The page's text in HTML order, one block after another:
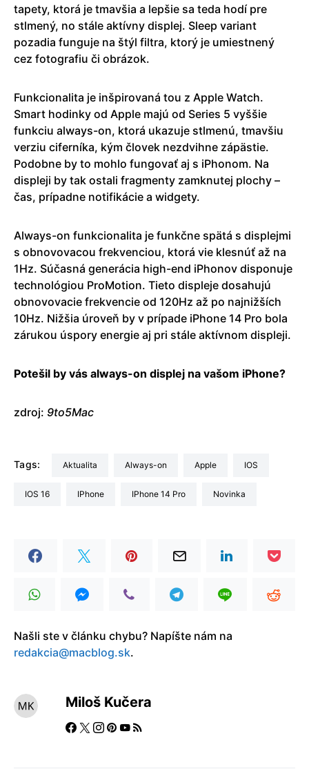
tapety, ktorá je tmavšia a lepšie sa teda hodí pre
stlmený, no stále aktívny displej. Sleep variant
pozadia funguje na štýl filtra, ktorý je umiestnený
cez fotografiu či obrázok.
Funkcionalita je inšpirovaná tou z Apple Watch.
Smart hodinky od Apple majú od Series 5 vyššie
funkciu always-on, ktorá ukazuje stlmenú, tmavšiu
verziu ciferníka, kým človek nezdvihne zápästie.
Podobne by to mohlo fungovať aj s iPhonom. Na
displeji by tak ostali fragmenty zamknutej plochy –
čas, prípadne notifikácie a widgety.
Always-on funkcionalita je funkčne spätá s displejmi
s obnovovacou frekvenciou, ktorá vie klesnúť až na
1Hz. Súčasná generácia high-end iPhonov disponuje
technológiou ProMotion. Tieto displeje dosahujú
obnovovacie frekvencie od 120Hz až po najnižších
10Hz. Nižšia úroveň by v prípade iPhone 14 Pro bola
zárukou úspory energie aj pri stále aktívnom displeji.
Potešil by vás always-on displej na vašom iPhone?
zdroj: 9to5Mac
Tags: aktualita always-on Apple iOS
iOS 16 iPhone iPhone 14 Pro Novinka
Našli ste v článku chybu? Napíšte nám na
redakcia@macblog.sk.
Miloš Kučera